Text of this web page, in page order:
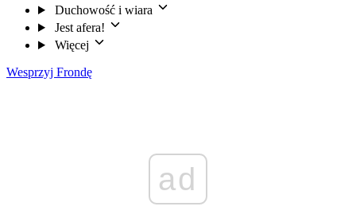
Duchowość i wiara
Jest afera!
Więcej
Wesprzyj Frondę
ad